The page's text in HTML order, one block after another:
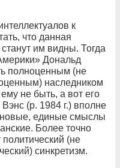
к
что данная
им видны. Тогда
Дональд
полноценным (не
наследником
не быть, а вот его
(р. 1984 г.) вполне
единые смыслы
Более точно
политический (не
синкретизм.